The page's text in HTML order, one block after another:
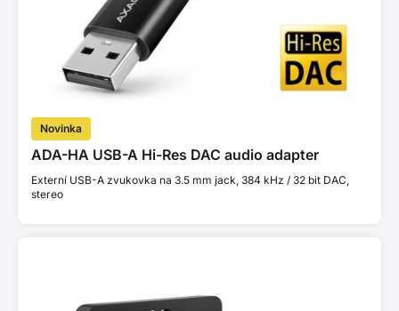
Novinka
ADA-HA USB-A Hi-Res DAC audio adapter
Externí USB-A zvukovka na 3.5 mm jack, 384 kHz / 32 bit DAC,
stereo